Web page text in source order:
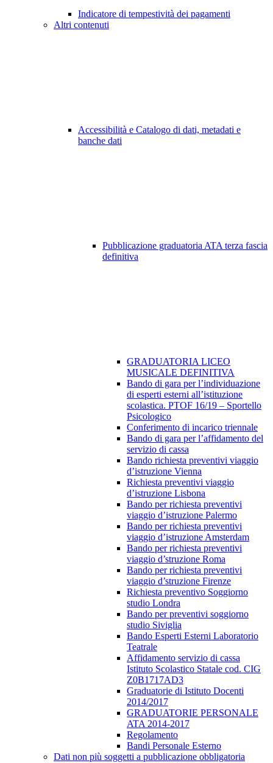
Indicatore di tempestività dei pagamenti
Altri contenuti
Accessibilità e Catalogo di dati, metadati e
banche dati
Pubblicazione graduatoria ATA terza fascia
definitiva
GRADUATORIA LICEO
MUSICALE DEFINITIVA
Bando di gara per l’individuazione
di esperti esterni all’istituzione
scolastica. PTOF 16/19 – Sportello
Psicologico
Conferimento di incarico triennale
Bando di gara per l’affidamento del
servizio di cassa
Bando richiesta preventivi viaggio
d’istruzione Vienna
Richiesta preventivi viaggio
d’istruzione Lisbona
Bando per richiesta preventivi
viaggio d’istruzione Palermo
Bando per richiesta preventivi
viaggio d’istruzione Amsterdam
Bando per richiesta preventivi
viaggio d’struzione Roma
Bando per richiesta preventivi
viaggio d’struzione Firenze
Richiesta preventivo Soggiorno
studio Londra
Bando per preventivi soggiorno
studio Siviglia
Bando Esperti Esterni Laboratorio
Teatrale
Affidamento servizio di cassa
Istituto Scolastico Statale cod. CIG
Z0B1717AD3
Graduatorie di Istituto Docenti
2014/2017
GRADUATORIE PERSONALE
ATA 2014-2017
Regolamento
Bandi Personale Esterno
Dati non più soggetti a pubblicazione obbligatoria